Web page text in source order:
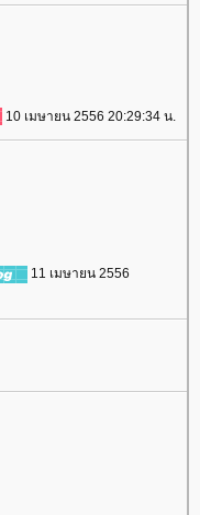
10 เมษายน 2556 20:29:34 น.
11 เมษายน 2556